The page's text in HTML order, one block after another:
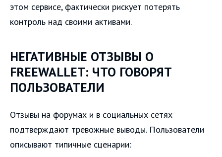
этом сервисе, фактически рискует потерять
контроль над своими активами.
НЕГАТИВНЫЕ ОТЗЫВЫ О
FREEWALLET: ЧТО ГОВОРЯТ
ПОЛЬЗОВАТЕЛИ
Отзывы на форумах и в социальных сетях
подтверждают тревожные выводы. Пользователи
описывают типичные сценарии: